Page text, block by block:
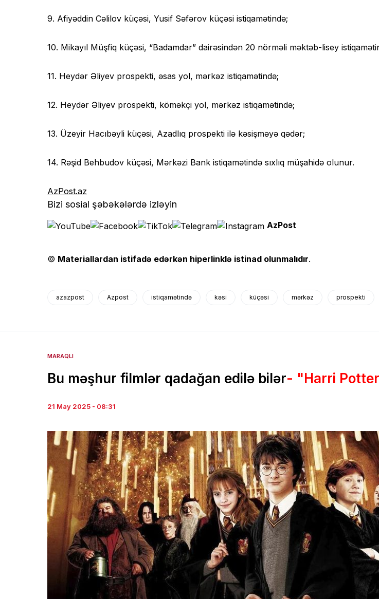
9. Afiyəddin Cəlilov küçəsi, Yusif Səfərov küçəsi istiqamətində;
10. Mikayıl Müşfiq küçəsi, “Badamdar” dairəsindən 20 nörməli məktəb-lisey
11. Heydər Əliyev prospekti, əsas yol, mərkəz istiqamətində;
12. Heydər Əliyev prospekti, köməkçi yol, mərkəz istiqamətində;
13. Üzeyir Hacıbəyli küçəsi, Azadlıq prospekti ilə kəsişməyə qədər;
14. Rəşid Behbudov küçəsi, Mərkəzi Bank istiqamətində sıxlıq müşahidə olunur.
AzPost.az
Bizi sosial şəbəkələrdə izləyin
AzPost
© Materiallardan istifadə edərkən hiperlinklə istinad olunmalıdır.
azazpost Azpost istiqamətində kəsi küçəsi mərkəz prospekti
MARAQLI
Bu məşhur filmlər qadağan edilə bilər- "Harri
21 May 2025 - 08:31